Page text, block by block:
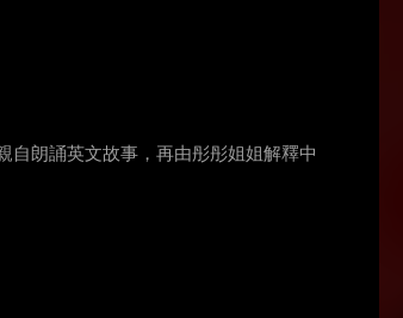
朗誦英文故事，再由彤彤姐姐解釋中